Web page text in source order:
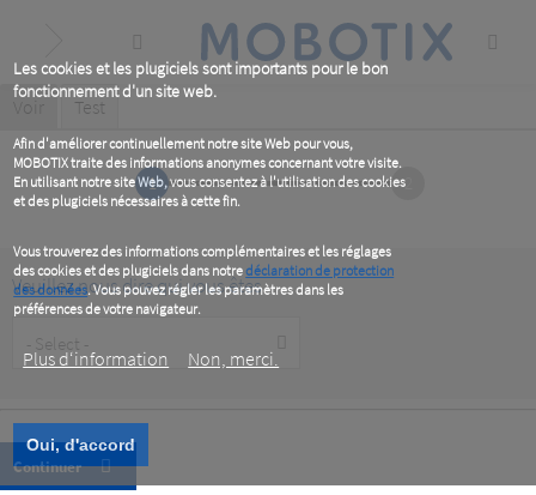
Les cookies et les plugiciels sont importants pour le bon
fonctionnement d'un site web.
Afin d'améliorer continuellement notre site Web pour vous,
MOBOTIX traite des informations anonymes concernant votre visite.
En utilisant notre site Web, vous consentez à l'utilisation des cookies
et des plugiciels nécessaires à cette fin.
Vous trouverez des informations complémentaires et les réglages
des cookies et des plugiciels dans notredéclaration de protection
des données. Vous pouvez régler les paramètres dans les
préférences de votre navigateur.
Plus d‘information Non, merci.
Oui, d'accord
content
Primary
tabs
Voir (active
Test
1 2
Veuillez nous dire qui vous êtes
Type